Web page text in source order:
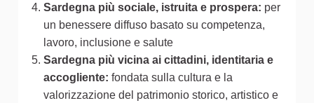
Sardegna più sociale, istruita e prospera: per
un benessere diffuso basato su competenza,
lavoro, inclusione e salute
Sardegna più vicina ai cittadini, identitaria e
accogliente: fondata sulla cultura e la
valorizzazione del patrimonio storico, artistico e